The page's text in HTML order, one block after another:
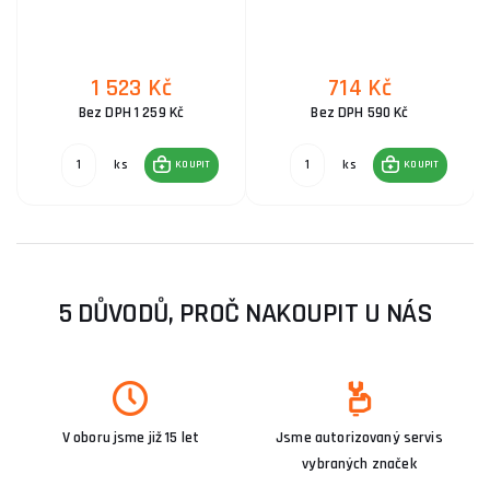
1 523 Kč
Bez DPH 1 259 Kč
ks KOUPIT
714 Kč
Bez DPH 590 Kč
ks KOUPIT
5 DŮVODŮ, PROČ NAKOUPIT U NÁS
V oboru jsme již 15 let
Jsme autorizovaný servis
vybraných značek